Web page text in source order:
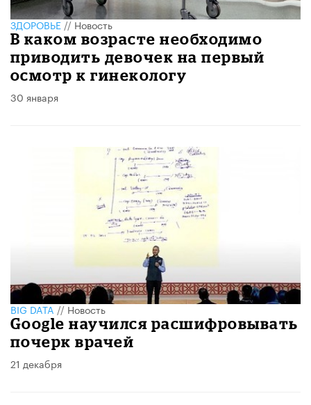
ЗДОРОВЬЕ//Новость
В каком возрасте необходимо
приводить девочек на первый
осмотр к гинекологу
30 января
BIG DATA//Новость
Google научился расшифровывать
почерк врачей
21 декабря